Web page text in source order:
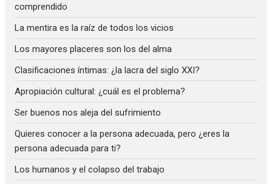
comprendido
La mentira es la raíz de todos los vicios
Los mayores placeres son los del alma
Clasificaciones íntimas: ¿la lacra del siglo XXI?
Apropiación cultural: ¿cuál es el problema?
Ser buenos nos aleja del sufrimiento
Quieres conocer a la persona adecuada, pero ¿eres la
persona adecuada para ti?
Los humanos y el colapso del trabajo